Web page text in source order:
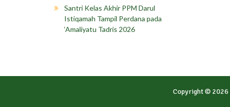
Santri Kelas Akhir PPM Darul
Istiqamah Tampil Perdana pada
‘Amaliyatu Tadris 2026
Copyright © 2026